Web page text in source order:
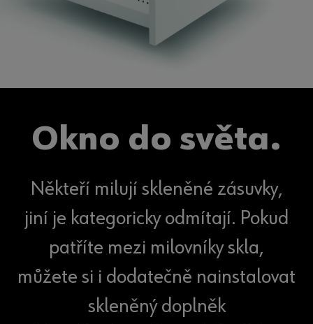
Okno do světa.
Někteří milují skleněné zásuvky,
jiní je kategoricky odmítají. Pokud
patříte mezi milovníky skla,
můžete si i dodatečně nainstalovat
skleněný doplněk